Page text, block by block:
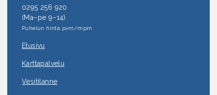
0295 256 920
(Ma–pe 9–14)
Puhelun hinta pvm/mpm
Etusivu
Karttapalvelu
Vesitilanne